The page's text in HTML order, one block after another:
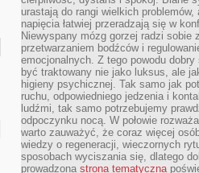
urastają do rangi wielkich problemów,
napięcia łatwiej przeradzają się w
Niewyspany mózg gorzej radzi sobie z
przetwarzaniem bodźców i
emocjonalnych. Z tego powodu dobry
być traktowany nie jako luksus, ale
higieny psychicznej. Tak samo jak
ruchu, odpowiedniego jedzenia i
ludźmi, tak samo potrzebujemy
odpoczynku nocą. W połowie
warto zauważyć, że coraz więcej
wiedzy o regeneracji, wieczornych
sposobach wyciszania się, dlatego
prowadzona strona tematyczna